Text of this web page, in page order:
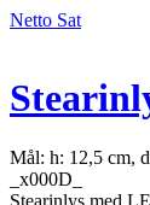
Netto Sat
Mål: h: 12,5 cm,
_x000D_
Stearinlys med